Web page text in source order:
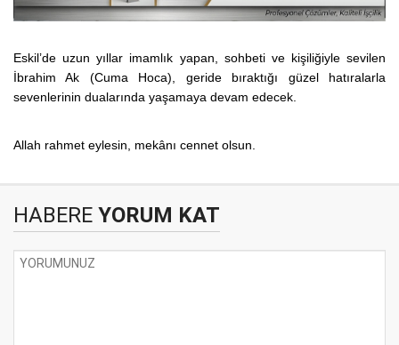
Eskil’de uzun yıllar imamlık yapan, sohbeti ve kişiliğiyle sevilen
İbrahim Ak (Cuma Hoca), geride bıraktığı güzel hatıralarla
sevenlerinin dualarında yaşamaya devam edecek.
Allah rahmet eylesin, mekânı cennet olsun.
HABERE YORUM KAT